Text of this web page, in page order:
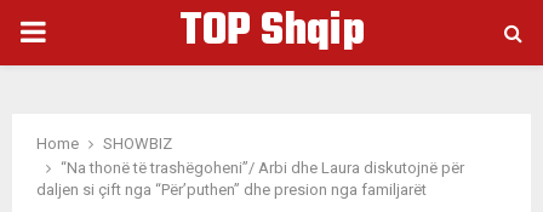
PRIMARY
TOP Shqip
Home
SHOWBIZ
“Na thonë të trashëgoheni”/ Arbi dhe Laura diskutojnë për
daljen si çift nga “Për’puthen” dhe presion nga familjarët